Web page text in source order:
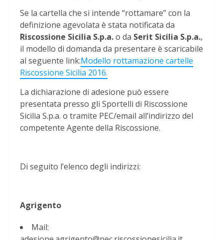
Se la cartella che si intende “rottamare” con la
definizione agevolata è stata notificata da
Riscossione Sicilia S.p.a.o da Serit Sicilia S.p.a.,
il modello di domanda da presentare è scaricabile
al seguente link:Modello rottamazione cartelle
Riscossione Sicilia 2016.
La dichiarazione di adesione può essere
presentata presso gli Sportelli di Riscossione
Sicilia S.p.a. o tramite PEC/email all’indirizzo del
competente Agente della Riscossione.
Di seguito l’elenco degli indirizzi:
Agrigento
Mail: